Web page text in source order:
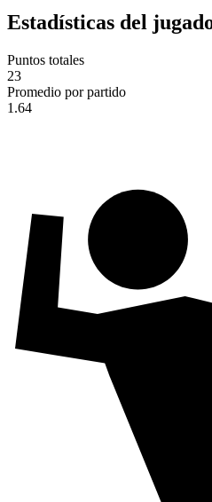
Estadísticas del
Puntos totales
23
Promedio por partido
1.64